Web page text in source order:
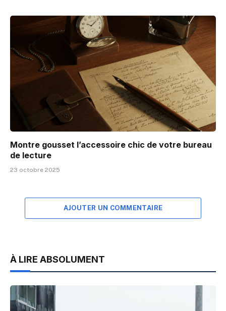
Montre gousset l’accessoire chic de votre bureau
de lecture
23 octobre 2025
AJOUTER UN COMMENTAIRE
À LIRE ABSOLUMENT